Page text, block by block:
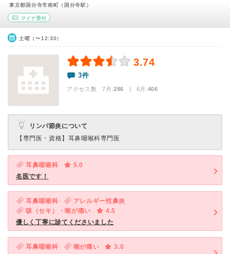
東京都国分寺市南町（国分寺駅）
マイナ受付
土曜（〜12:30）
3.74
3件
アクセス数 7月:286 | 6月:406
リンパ節炎について
【専門医・資格】 耳鼻咽喉科専門医
耳鼻咽喉科
5.0
名医です！
耳鼻咽喉科
アレルギー性鼻炎
咳（セキ）・喉が痛い
4.5
優しく丁寧に診てくださいました
耳鼻咽喉科 喉が痛い
3.0